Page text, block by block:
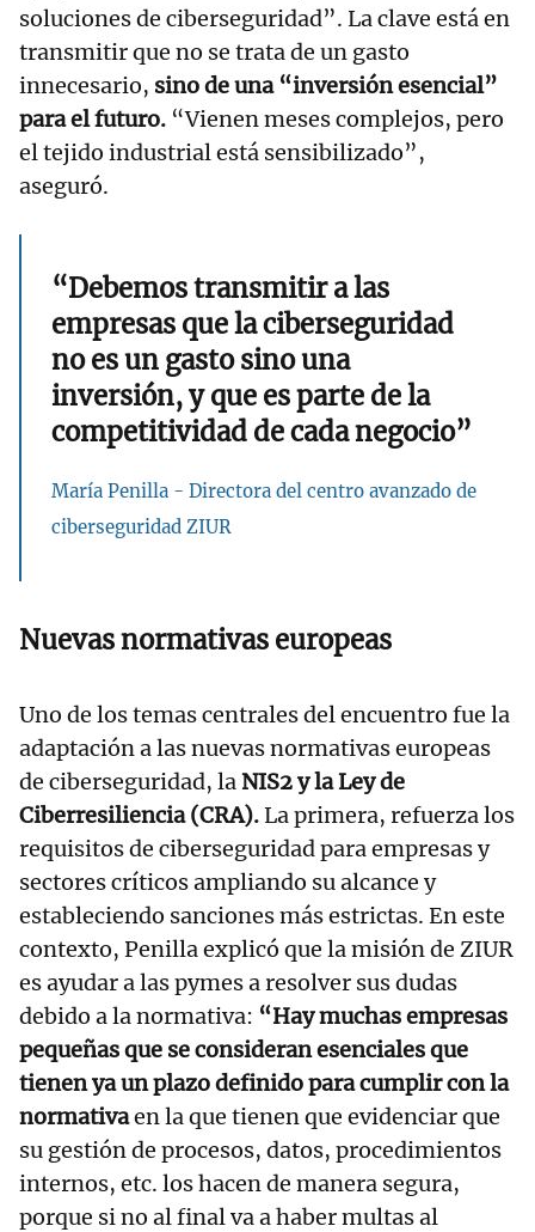
soluciones de ciberseguridad”. La clave está en
transmitir que no se trata de un gasto
innecesario, sino de una “inversión esencial”
para el futuro. “Vienen meses complejos, pero
el tejido industrial está sensibilizado”,
aseguró.
“Debemos transmitir a las
empresas que la ciberseguridad
no es un gasto sino una
inversión, y que es parte de la
competitividad de cada negocio”
María Penilla - Directora del centro avanzado de
ciberseguridad ZIUR
Nuevas normativas europeas
Uno de los temas centrales del encuentro fue la
adaptación a las nuevas normativas europeas
de ciberseguridad, la NIS2 y la Ley de
Ciberresiliencia (CRA).La primera, refuerza los
requisitos de ciberseguridad para empresas y
sectores críticos ampliando su alcance y
estableciendo sanciones más estrictas. En este
contexto, Penilla explicó que la misión de ZIUR
es ayudar a las pymes a resolver sus dudas
debido a la normativa: “Hay muchas empresas
pequeñas que se consideran esenciales que
tienen ya un plazo definido para cumplir con la
normativaen la que tienen que evidenciar que
su gestión de procesos, datos, procedimientos
internos, etc. los hacen de manera segura,
porque si no al final va a haber multas al